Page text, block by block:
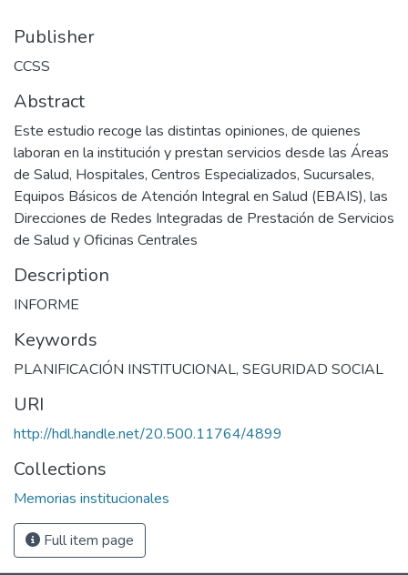
Publisher
CCSS
Abstract
Este estudio recoge las distintas opiniones, de quienes
laboran en la institución y prestan servicios desde las Áreas
de Salud, Hospitales, Centros Especializados, Sucursales,
Equipos Básicos de Atención Integral en Salud (EBAIS), las
Direcciones de Redes Integradas de Prestación de Servicios
de Salud y Oficinas Centrales
Description
INFORME
Keywords
PLANIFICACIÓN INSTITUCIONAL, SEGURIDAD SOCIAL
URI
http://hdl.handle.net/20.500.11764/4899
Collections
Memorias institucionales
Full item page